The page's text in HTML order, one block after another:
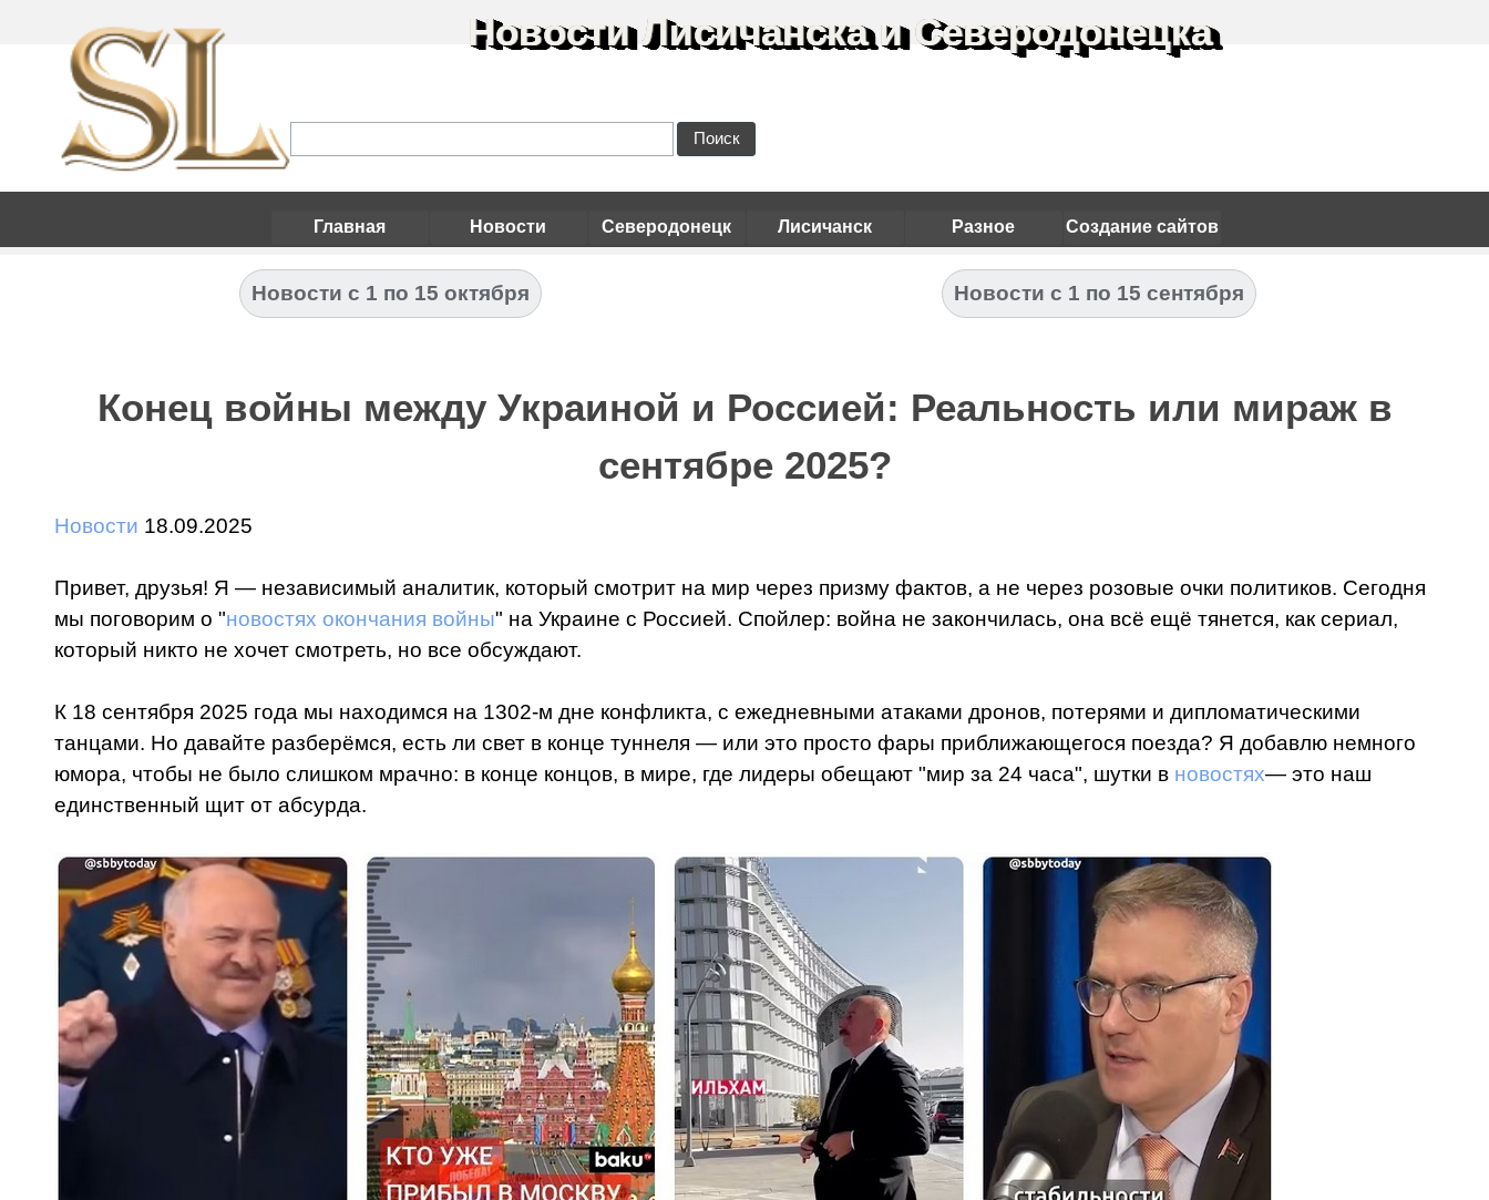
Главная Новости Северодонецк Лисичанск Разное Создание сайтов
Новости Лисичанска и Северодонецка
Поиск
Новости с 1 по 15 сентября
Новости с 1 по 15 октября
Конец войны между Украиной и Россией: Реальность или мираж в
сентябре 2025?
Новости 18.09.2025
Привет, друзья! Я — независимый аналитик, который смотрит на мир через призму фактов, а не через розовые очки политиков. Сегодня
мы поговорим о "новостях окончания войны" на Украине с Россией. Спойлер: война не закончилась, она всё ещё тянется, как сериал,
который никто не хочет смотреть, но все обсуждают.
К 18 сентября 2025 года мы находимся на 1302-м дне конфликта, с ежедневными атаками дронов, потерями и дипломатическими
танцами. Но давайте разберёмся, есть ли свет в конце туннеля — или это просто фары приближающегося поезда? Я добавлю немного
юмора, чтобы не было слишком мрачно: в конце концов, в мире, где лидеры обещают "мир за 24 часа", шутки в новостях— это наш
единственный щит от абсурда.